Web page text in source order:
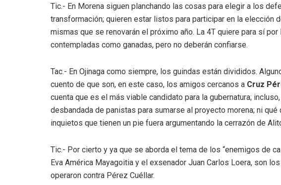
Tic.- En Morena siguen planchando las cosas para elegir a los
transformación; quieren estar listos para participar en la elección
mismas que se renovarán el próximo año. La 4T quiere para sí
contempladas como ganadas, pero no deberán confiarse.
Tac.- En Ojinaga como siempre, los guindas están divididos.
cuento de que son, en este caso, los amigos cercanos a Cruz
cuenta que es el más viable candidato para la gubernatura;
desbandada de panistas para sumarse al proyecto morena; ni
inquietos que tienen un pie fuera argumentando la cerrazón de
Tic.- Por cierto y ya que se aborda el tema de los “enemigos de
Eva América Mayagoitia y el exsenador Juan Carlos Loera, son
operaron contra Pérez Cuéllar.